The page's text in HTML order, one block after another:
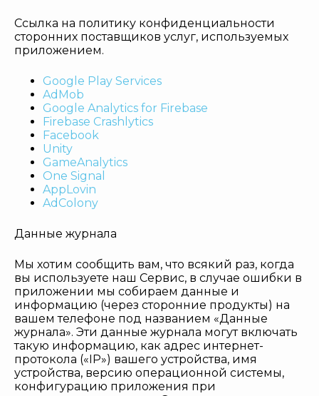
Ссылка на политику конфиденциальности
сторонних поставщиков услуг, используемых
приложением.
Google Play Services
AdMob
Google Analytics for Firebase
Firebase Crashlytics
Facebook
Unity
GameAnalytics
One Signal
AppLovin
AdColony
Данные журнала
Мы хотим сообщить вам, что всякий раз, когда
вы используете наш Сервис, в случае ошибки в
приложении мы собираем данные и
информацию (через сторонние продукты) на
вашем телефоне под названием «Данные
журнала». Эти данные журнала могут включать
такую информацию, как адрес интернет-
протокола («IP») вашего устройства, имя
устройства, версию операционной системы,
конфигурацию приложения при